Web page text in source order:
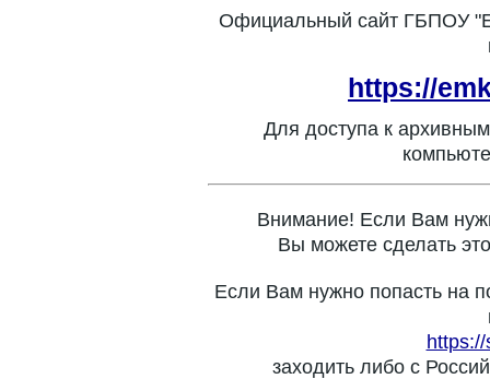
Официальный сайт ГБПОУ
https://
Для доступа к
Внимание! Если Вам
Вы можете сделать
Если Вам нужно попасть на
заходить либо с